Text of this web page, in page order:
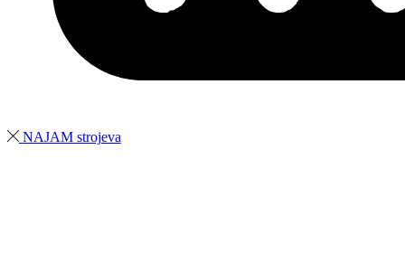
NAJAM strojeva